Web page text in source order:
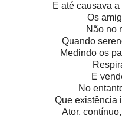
E até causava
Os
Não no
Quando
Medindo os
E
No
Que existência
Ator,